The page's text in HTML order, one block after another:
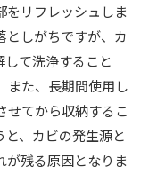
をリフレッシュしま
としがちですが、カ
して洗浄すること
また、長期間使用し
せてから収納するこ
と、カビの発生源と
が残る原因となりま